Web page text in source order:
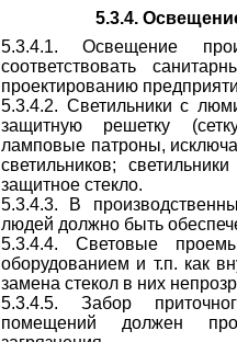
5.3.4.
5.3.4.1. Освещение
соответствовать
проектированию
5.3.4.2. Светильники с
защитную решетку
ламповые патроны,
светильников;
защитное стекло.
5.3.4.3. В
людей должно быть
5.3.4.4. Световые
оборудованием и т.п. как
замена стекол в них
5.3.4.5. Забор
помещений должен